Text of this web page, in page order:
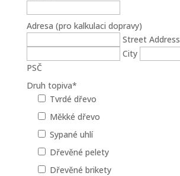
Adresa (pro kalkulaci dopravy)
Street Address
City
PSČ
Druh topiva*
Tvrdé dřevo
Měkké dřevo
Sypané uhlí
Dřevěné pelety
Dřevěné brikety